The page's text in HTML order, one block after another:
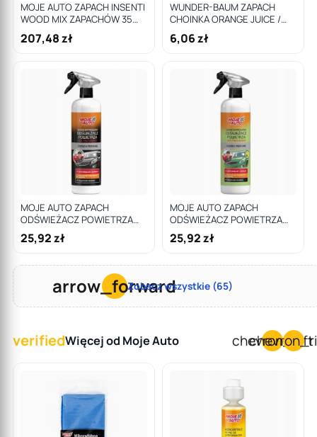
MOJE AUTO ZAPACH INSENTI
WOOD MIX ZAPACHÓW 35
SZT. X 8ML / MOJE AUTO
207,48 zł
MOJE AUTO ZAPACH
ODŚWIEŻACZ POWIETRZA
500ML BLACK / MOJE AUTO
25,92 zł
WUNDER-BAUM ZAPACH
CHOINKA ORANGE JUICE /
WUNDER-BAUM
6,06 zł
MOJE AUTO ZAPACH
ODŚWIEŻACZ POWIETRZA
500ML LEMON MINT / MOJE
AUTO
25,92 zł
arrow_forwardZobacz wszystkie (65)
verifiedWięcej od Moje Auto chevron_left